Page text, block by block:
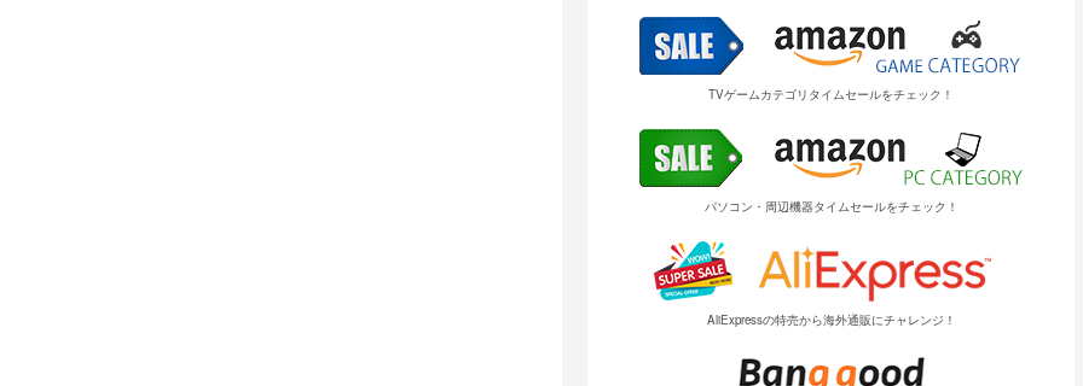
TVゲームカテゴリタイムセールをチェック！
パソコン・周辺機器タイムセールをチェック！
AliExpressの特売から海外通販にチャレンジ！